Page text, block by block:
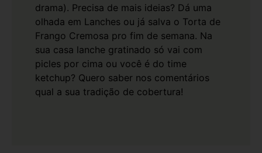
drama). Precisa de mais ideias? Dá uma
olhada em Lanches ou já salva o Torta de
Frango Cremosa pro fim de semana. Na
sua casa lanche gratinado só vai com
picles por cima ou você é do time
ketchup? Quero saber nos comentários
qual a sua tradição de cobertura!